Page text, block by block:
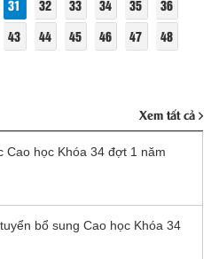
31 32 33 34 35
36
43 44 45 46 47
48
Xem tất cả
Cao học Khóa 34 đợt 1 năm
bổ sung Cao học Khóa 34